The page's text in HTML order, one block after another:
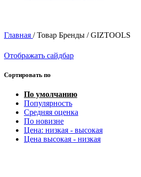
Главная / Товар Бренды / GIZTOOLS
Отображать сайдбар
Сортировать по
По умолчанию
Популярность
Средняя оценка
По новизне
Цена: низкая - высокая
Цена высокая - низкая